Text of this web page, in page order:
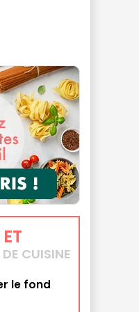
ET
CUISINE
le fond